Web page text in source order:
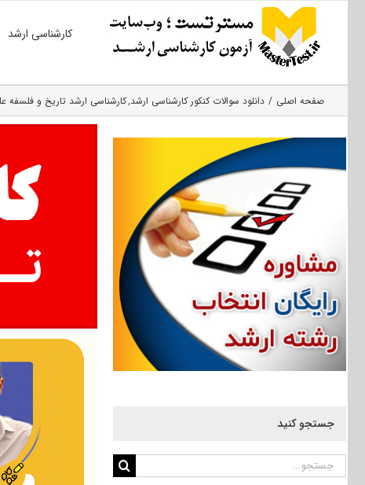
کارشناسی ارشد
صفحه اصلی دانلود سوالات کنکور کارشناسی ارشد کارشناسی ارشد تاریخ و فلسفه
جستجو کنید
جستجو